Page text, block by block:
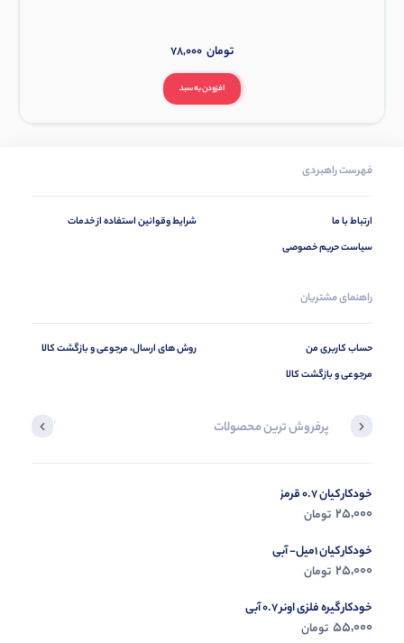
افزودن به سبد
78,000 تومان
فهرست راهبردی
ارتباط با ما
سیاست حریم خصوصی
شرایط وقوانین استفاده از خدمات
راهنمای مشتریان
حساب کاربری من
مرجوعی و بازگشت کالا
روش های ارسال، مرجوعی و بازگشت کالا
پرفروش ترین محصولات آخرین
خودکار کیان 0.7 قرمز
25,000 تومان
خودکار کیان 1میل- آبی
25,000 تومان
خودکار گیره فلزی اونر 0.7 آبی
55,000 تومان